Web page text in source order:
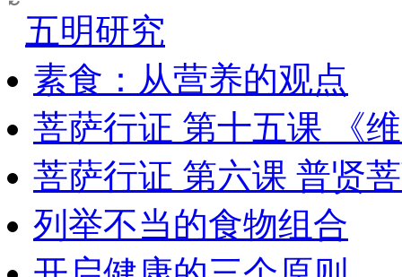
五明研究
素食：从营养的观点
菩萨行证 第十五课 《
菩萨行证 第六课 普贤
列举不当的食物组合